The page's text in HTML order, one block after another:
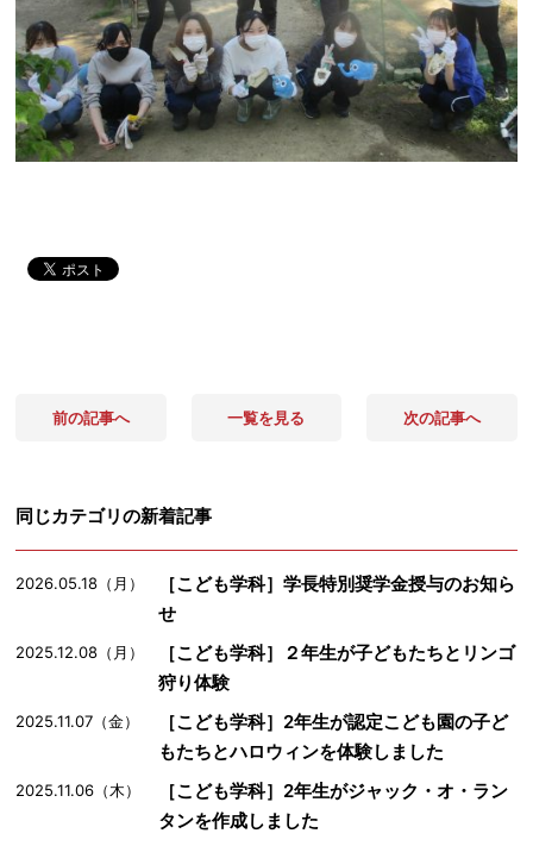
前の記事へ 一覧を見る 次の記事へ
同じカテゴリの新着記事
2026.05.18（月）
［こども学科］学長特別奨学金授与のお知ら
せ
2025.12.08（月）
［こども学科］２年生が子どもたちとリンゴ
狩り体験
2025.11.07（金）
［こども学科］2年生が認定こども園の子ど
もたちとハロウィンを体験しました
2025.11.06（木）
［こども学科］2年生がジャック・オ・ラン
タンを作成しました